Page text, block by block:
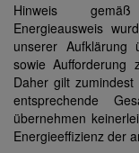
Hinweis gemäß
Energieausweis
unserer Aufklärung
sowie Aufforderung
Daher gilt
entsprechende
übernehmen
Energieeffizienz der